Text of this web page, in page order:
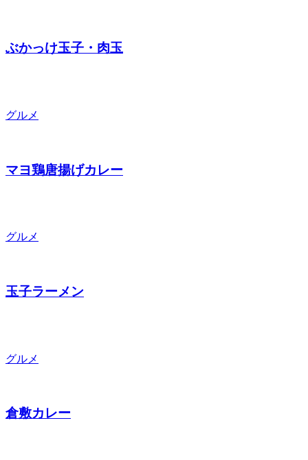
ぶかっけ玉子・肉玉
グルメ
マヨ鶏唐揚げカレー
グルメ
玉子ラーメン
グルメ
倉敷カレー